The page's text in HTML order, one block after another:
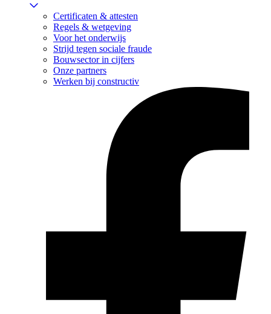
Certificaten & attesten
Regels & wetgeving
Voor het onderwijs
Strijd tegen sociale fraude
Bouwsector in cijfers
Onze partners
Werken bij constructiv